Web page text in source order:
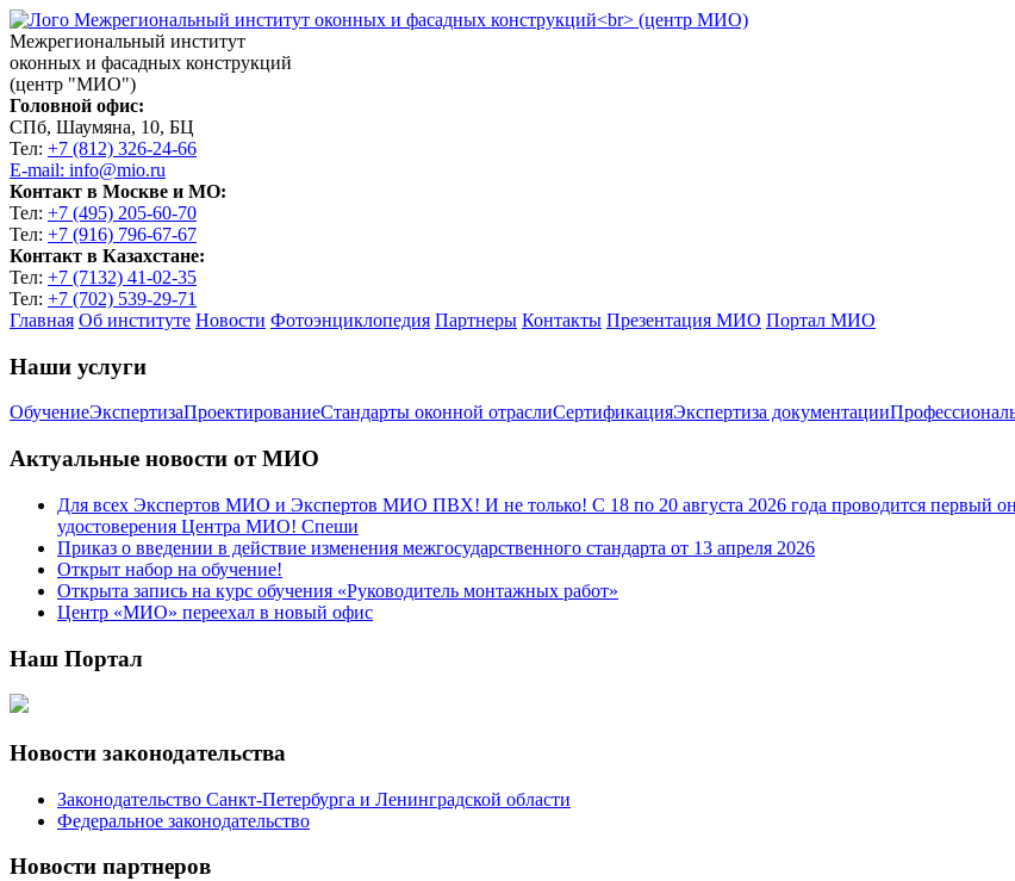
Межрегиональный институт
оконных и фасадных конструкций
(центр "МИО")
Головной офис:
СПб, Шаумяна, 10, БЦ
Тел: +7 (812) 326-24-66
E-mail: info@mio.ru
Контакт в Москве и МО:
Тел: +7 (495) 205-60-70
Тел: +7 (916) 796-67-67
Контакт в Казахстане:
Тел: +7 (7132) 41-02-35
Тел: +7 (702) 539-29-71
Главная Об институте Новости Фотоэнциклопедия Партнеры Контакты Презентация МИО Портал МИО
Наши услуги
ОбучениеЭкспертизаПроектированиеСтандарты оконной отраслиСертификацияЭкспертиза документации
Актуальные новости от МИО
Для всех Экспертов МИО и Экспертов МИО ПВХ! И не только! С 18 по 20 августа 2026 года проводится первый
удостоверения Центра МИО! Спеши
Приказ о введении в действие изменения межгосударственного стандарта от 13 апреля 2026
Открыт набор на обучение!
Открыта запись на курс обучения «Руководитель монтажных работ»
Центр «МИО» переехал в новый офис
Наш Портал
Новости законодательства
Законодательство Санкт-Петербурга и Ленинградской области
Федеральное законодательство
Новости партнеров